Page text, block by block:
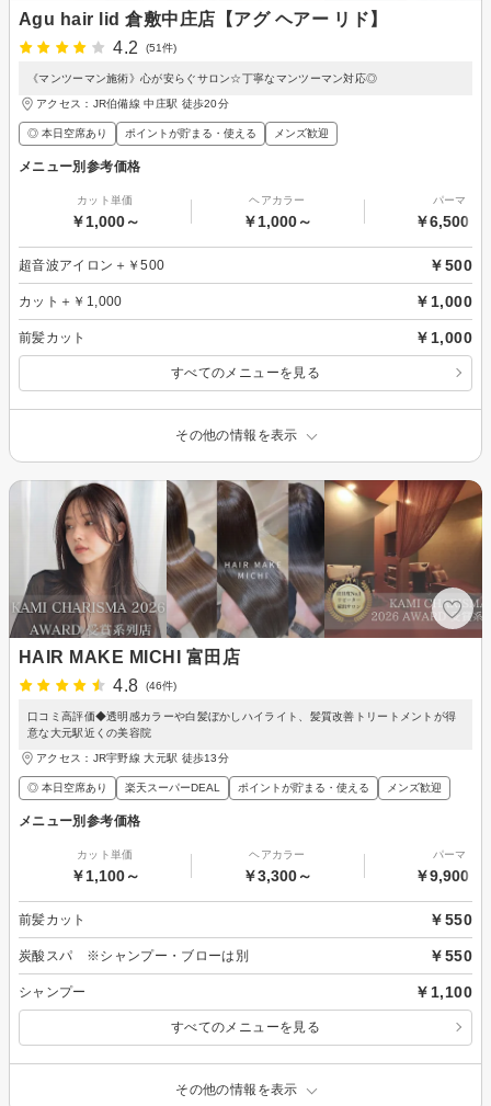
Agu hair lid 倉敷中庄店【アグ ヘアー リド】
4.2
(51件)
《マンツーマン施術》心が安らぐサロン☆丁寧なマンツーマン対応◎
アクセス：JR伯備線 中庄駅 徒歩20分
◎ 本日空席あり ポイントが貯まる・使える メンズ歓迎
メニュー別参考価格
カット単価
￥1,000～
ヘアカラー
￥1,000～
パーマ
￥6,500～
超音波アイロン＋￥500 ￥500
カット＋￥1,000 ￥1,000
前髪カット ￥1,000
すべてのメニューを見る
その他の情報を表示
HAIR MAKE MICHI 富田店
4.8
(46件)
口コミ高評価◆透明感カラーや白髪ぼかしハイライト、髪質改善トリートメントが得
意な大元駅近くの美容院
アクセス：JR宇野線 大元駅 徒歩13分
◎ 本日空席あり 楽天スーパーDEAL ポイントが貯まる・使える メンズ歓迎
メニュー別参考価格
カット単価
￥1,100～
ヘアカラー
￥3,300～
パーマ
￥9,900～
前髪カット ￥550
炭酸スパ ※シャンプー・ブローは別 ￥550
シャンプー ￥1,100
すべてのメニューを見る
その他の情報を表示